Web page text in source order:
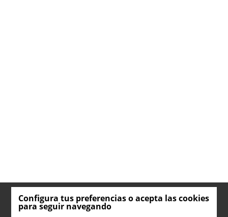
Configura tus preferencias o acepta las cookies
para seguir navegando